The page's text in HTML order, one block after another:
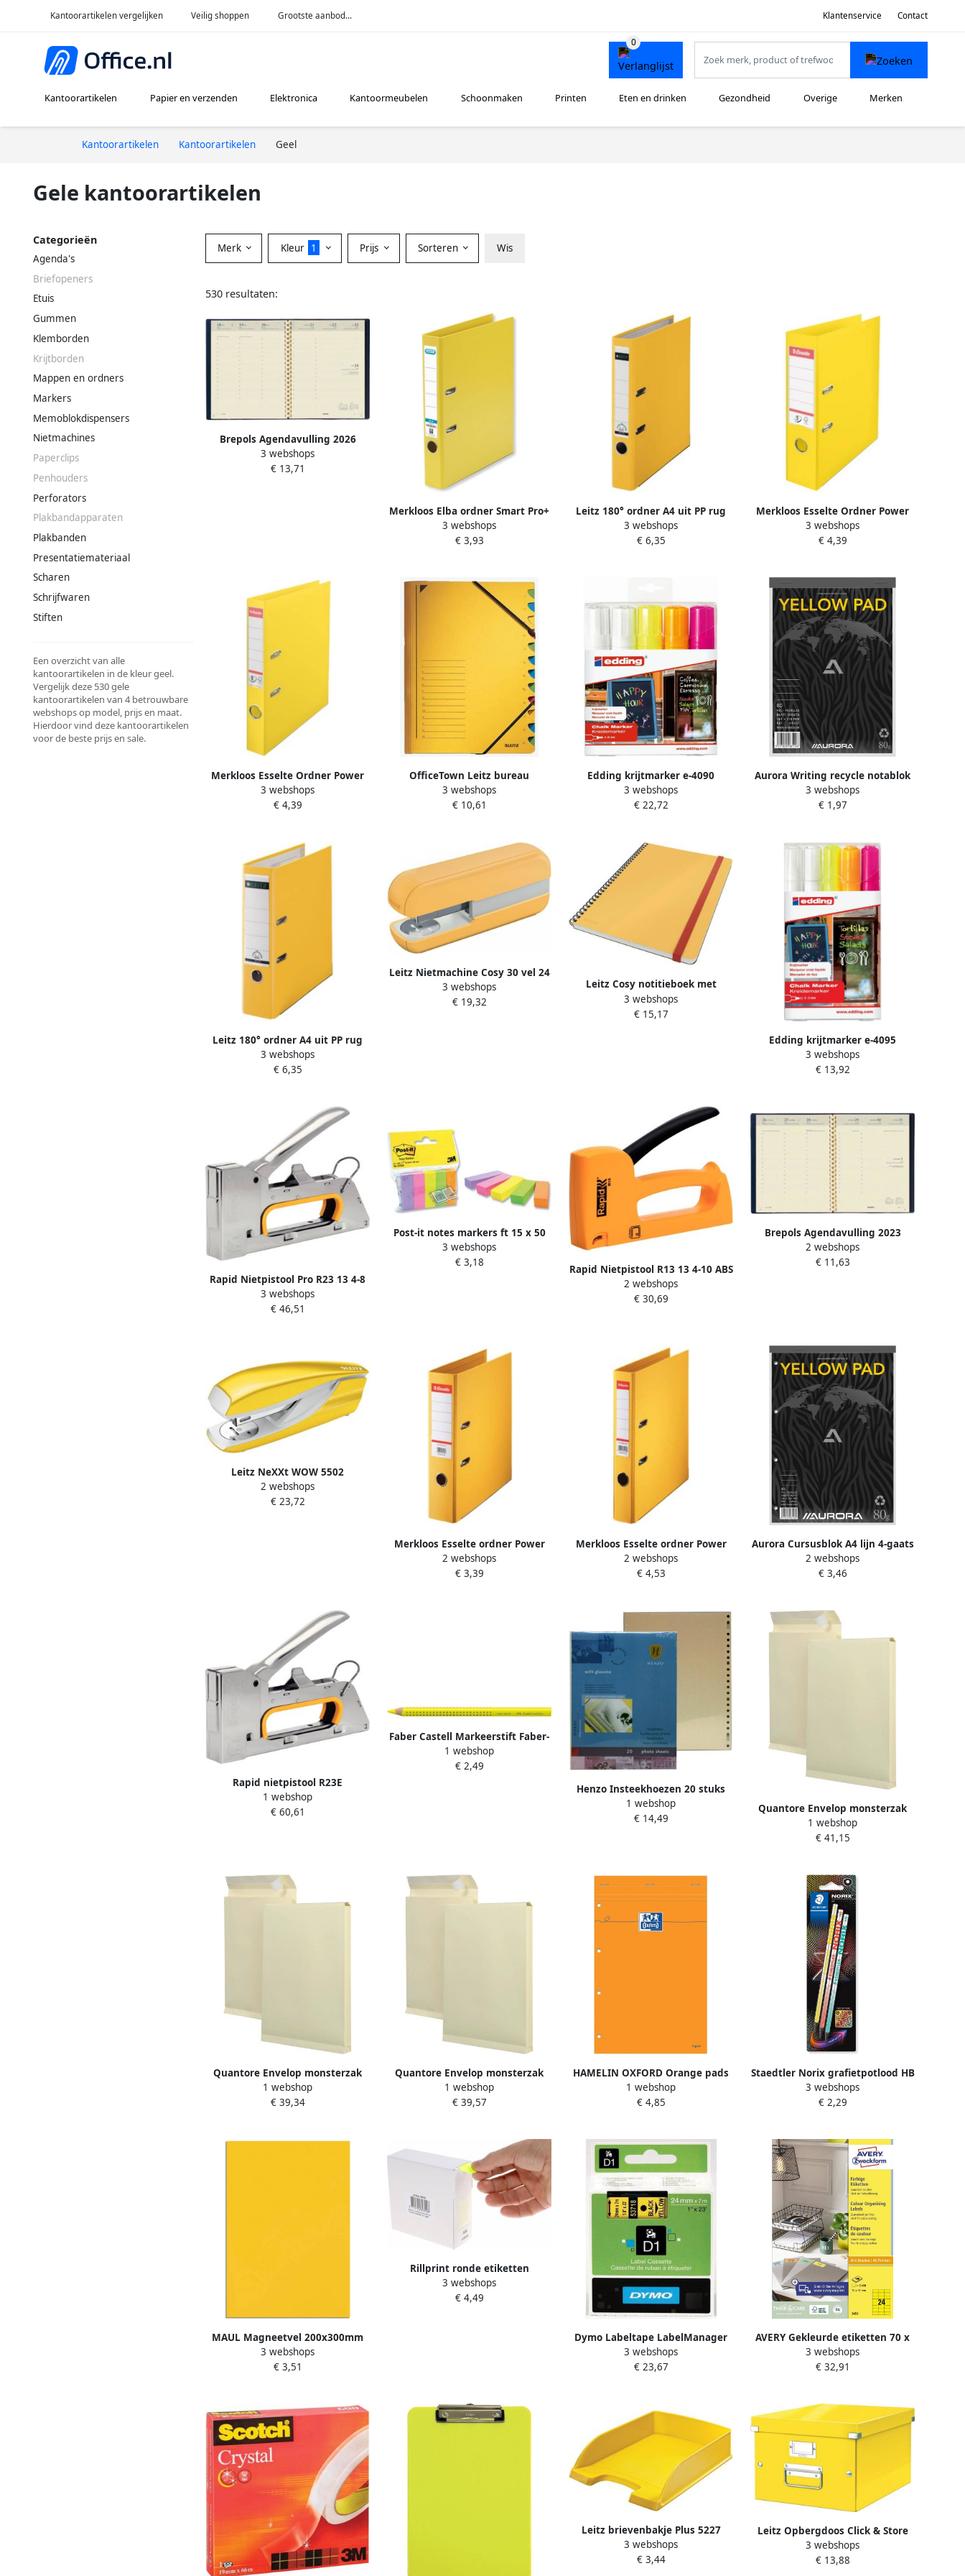
Kantoorartikelen vergelijken Veilig shoppen Grootste aanbod... Klantenservice Contact
Kantoorartikelen Papier en verzenden Elektronica Kantoormeubelen Schoonmaken Printen Eten en drinken Gezondheid Overige Merken
Kantoorartikelen Kantoorartikelen Geel
Gele kantoorartikelen
Categorieën
Agenda's
Briefopeners
Etuis
Gummen
Klemborden
Krijtborden
Mappen en ordners
Markers
Memoblokdispensers
Nietmachines
Paperclips
Penhouders
Perforators
Plakbandapparaten
Plakbanden
Presentatiemateriaal
Scharen
Schrijfwaren
Stiften
Een overzicht van alle
kantoorartikelen in de kleur geel.
Vergelijk deze 530 gele
kantoorartikelen van 4 betrouwbare
webshops op model, prijs en maat.
Hierdoor vind deze kantoorartikelen
voor de beste prijs en sale.
Merk Kleur 1 Prijs Sorteren Wis
530 resultaten:
Brepols Agendavulling 2026
Concorde 7dagen 2pagina's
crème
3 webshops
€ 13,71
Merkloos Elba ordner Smart Pro+
geel rug van 5 cm
3 webshops
€ 3,93
Leitz 180° ordner A4 uit PP rug
van 5 cm geel
3 webshops
€ 6,35
Merkloos Esselte Ordner Power
N° 1 Vivida ft A4 rug van 7 5 cm
geel
3 webshops
€ 4,39
Merkloos Esselte Ordner Power
N° 1 Vivida ft A4 rug van 5 cm
geel
3 webshops
€ 4,39
OfficeTown Leitz bureau
sorteermap karton ft A4 12 tabs
geel
3 webshops
€ 10,61
Edding krijtmarker e-4090
schuine punt etui van 5 stuks: 2
x wit 1 x geel 1 x oranje en 1 x
3 webshops
€ 22,72
Aurora Writing recycle notablok
geel A5 gelijnd 5 stuks
3 webshops
€ 1,97
Leitz 180° ordner A4 uit PP rug
van 8 cm geel
3 webshops
€ 6,35
Leitz Nietmachine Cosy 30 vel 24
6 fluweel geel
3 webshops
€ 19,32
Leitz Cosy notitieboek met
spiraalbinding voor ft B5 gelijnd
geel 5 stuks
3 webshops
€ 15,17
Edding krijtmarker e-4095
geassorteerde kleuren etui van 5
stuks
3 webshops
€ 13,92
Rapid Nietpistool Pro R23 13 4-8
metaal
3 webshops
€ 46,51
Post-it notes markers ft 15 x 50
mm geassorteerde kleuren
blister met 5 blokjes van 100 vel
3 webshops
€ 3,18
Rapid Nietpistool R13 13 4-10 ABS
geel blister
2 webshops
€ 30,69
Brepols Agendavulling 2023
Timing 7dag 2pagina's spiraal
creme
2 webshops
€ 11,63
Leitz NeXXt WOW 5502
nietmachine geel op blister
2 webshops
€ 23,72
Merkloos Esselte ordner Power
N°1 geel rug van 7 5 cm
2 webshops
€ 3,39
Merkloos Esselte ordner Power
N°1 geel rug van 5 cm
2 webshops
€ 4,53
Aurora Cursusblok A4 lijn 4-gaats
160 pagina's 80gr geel
2 webshops
€ 3,46
Rapid nietpistool R23E
1 webshop
€ 60,61
Faber Castell Markeerstift Faber-
Castell 1148 Jumbo GRIP Neon
geel
1 webshop
€ 2,49
Henzo Insteekhoezen 20 stuks
fotoblad voor ringband Formaat
A4 Gebroken wit
1 webshop
€ 14,49
Quantore Envelop monsterzak
230x350x38mm zelfklevend
creme 125 stuks
1 webshop
€ 41,15
Quantore Envelop monsterzak
229x324x38mm zelfklevend
creme 125 stuks
1 webshop
€ 39,34
Quantore Envelop monsterzak
262x371x38mm zelfklevend
creme 125 stuks
1 webshop
€ 39,57
HAMELIN OXFORD Orange pads
schrijfblok A4 gelijnd 4 gaats 80
vel geel papier soepele
1 webshop
€ 4,85
Staedtler Norix grafietpotlood HB
blister van 3 stuks geassorteerde
kleuren
3 webshops
€ 2,29
MAUL Magneetvel 200x300mm
geel beschrijf- wisbaar en te
knippen
3 webshops
€ 3,51
Rillprint ronde etiketten
diameter 25 mm rol van 500
stuks fluo geel
3 webshops
€ 4,49
Dymo Labeltape LabelManager
D1 polyester 24mm zwart op geel
3 webshops
€ 23,67
AVERY Gekleurde etiketten 70 x
37 mm geel Inkjetprinter
Laserprinter Kopieerapparaat
3 webshops
€ 32,91
Leitz brievenbakje Plus 5227
Standaard geel
3 webshops
€ 3,44
Leitz Opbergdoos Click & Store
WOW middel gerecycled karton
281x200x370mm geel
3 webshops
€ 13,88